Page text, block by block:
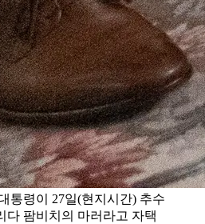
통령이 27일(현지시간) 추수
다 팜비치의 마러라고 자택